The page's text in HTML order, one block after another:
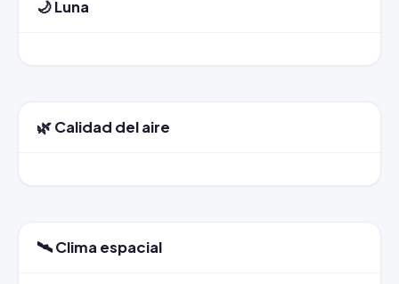
🌙 Luna
🌿 Calidad del aire
🛰️ Clima espacial